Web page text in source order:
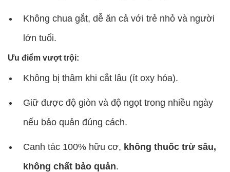
Không chua gắt, dễ ăn cả với trẻ nhỏ và người
lớn tuổi.
Ưu điểm vượt trội:
Không bị thâm khi cắt lâu (ít oxy hóa).
Giữ được độ giòn và độ ngọt trong nhiều ngày
nếu bảo quản đúng cách.
Canh tác 100% hữu cơ, không thuốc trừ sâu,
không chất bảo quản.